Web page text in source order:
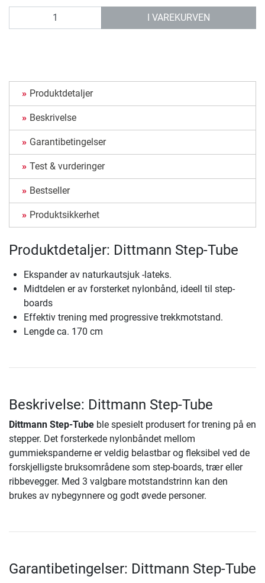
I VAREKURVEN
Produktdetaljer
Beskrivelse
Garantibetingelser
Test & vurderinger
Bestseller
Produktsikkerhet
Produktdetaljer: Dittmann Step-Tube
Ekspander av naturkautsjuk -lateks.
Midtdelen er av forsterket nylonbånd, ideell til step-
boards
Effektiv trening med progressive trekkmotstand.
Lengde ca. 170 cm
Beskrivelse: Dittmann Step-Tube
Dittmann Step-Tube ble spesielt produsert for trening på en
stepper. Det forsterkede nylonbåndet mellom
gummiekspanderne er veldig belastbar og fleksibel ved de
forskjelligste bruksområdene som step-boards, trær eller
ribbevegger. Med 3 valgbare motstandstrinn kan den
brukes av nybegynnere og godt øvede personer.
Garantibetingelser: Dittmann Step-Tube